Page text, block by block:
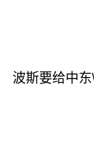
波斯要给中